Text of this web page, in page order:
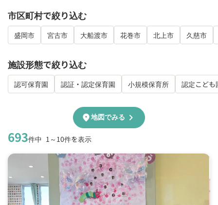
市区町村で絞り込む
盛岡市 宮古市 大船渡市 花巻市 北上市 久慈市
施設形態で絞り込む
認可保育園 認証・認定保育園 小規模保育所 認定こども
693件中 1～10件を表示
location_on地図でみる chevron_right